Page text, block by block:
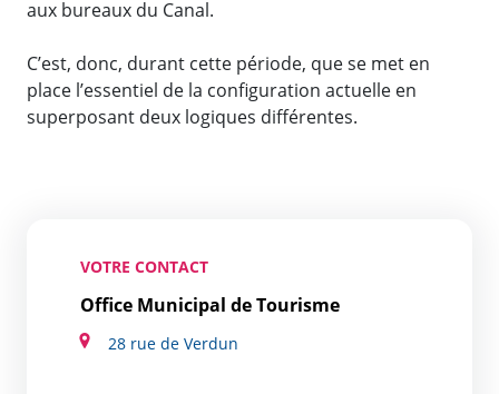
aux bureaux du Canal.
C’est, donc, durant cette période, que se met en
place l’essentiel de la configuration actuelle en
superposant deux logiques différentes.
VOTRE CONTACT
Office Municipal de Tourisme
28 rue de Verdun